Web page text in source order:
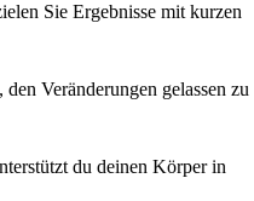
Sie Ergebnisse mit kurzen
Veränderungen gelassen zu
du deinen Körper in